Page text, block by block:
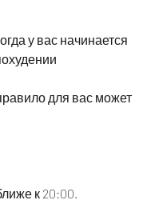
у вас начинается
для вас может
к 20:00.